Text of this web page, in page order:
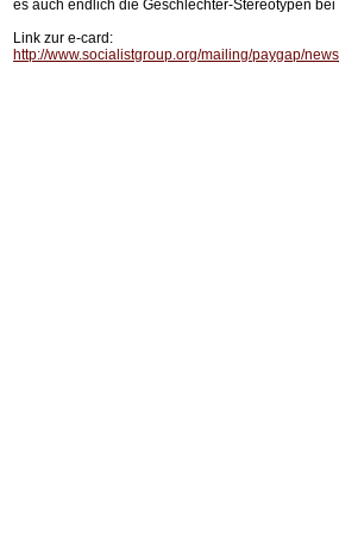
es auch endlich die Geschlechter-Stereotypen
Link zur e-card:
http://www.socialistgroup.org/mailing/paygap/